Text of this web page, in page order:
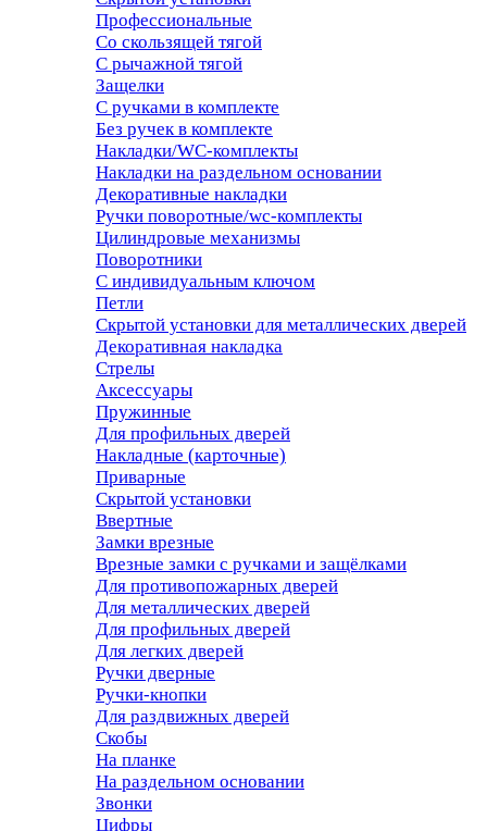
Профессиональные
Со скользящей тягой
С рычажной тягой
Защелки
С ручками в комплекте
Без ручек в комплекте
Накладки/WC-комплекты
Накладки на раздельном основании
Декоративные накладки
Ручки поворотные/wc-комплекты
Цилиндровые механизмы
Поворотники
С индивидуальным ключом
Петли
Скрытой установки для металлических дверей
Декоративная накладка
Стрелы
Аксессуары
Пружинные
Для профильных дверей
Накладные (карточные)
Приварные
Скрытой установки
Ввертные
Замки врезные
Врезные замки с ручками и защёлками
Для противопожарных дверей
Для металлических дверей
Для профильных дверей
Для легких дверей
Ручки дверные
Ручки-кнопки
Для раздвижных дверей
Скобы
На планке
На раздельном основании
Звонки
Цифры